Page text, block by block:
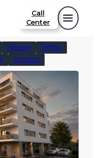
Call
Center
Finisaje
Tehnic
Contact